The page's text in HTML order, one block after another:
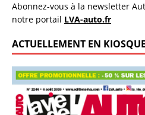
Abonnez-vous à la newsletter
notre portail LVA-auto.fr
ACTUELLEMENT EN KIOSQUE